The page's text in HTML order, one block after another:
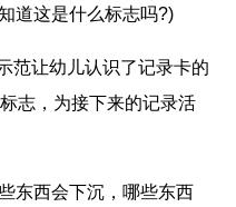
这是什么标志吗?)
让幼儿认识了记录卡的
标志，为接下来的记录活
西会下沉，哪些东西